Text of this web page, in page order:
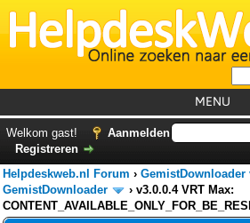
MENU
Foutcodes
Helpdesks
Welkom gast!
Aanmelden
Registreren
Helpdeskweb.nl Forum › GemistDownloader
GemistDownloader
› v3.0.0.4 VRT Max: